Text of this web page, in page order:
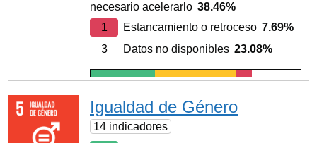
necesario acelerarlo 38.46%
1
Estancamiento o retroceso 7.69%
3
Datos no disponibles 23.08%
Igualdad de Género
14 indicadores